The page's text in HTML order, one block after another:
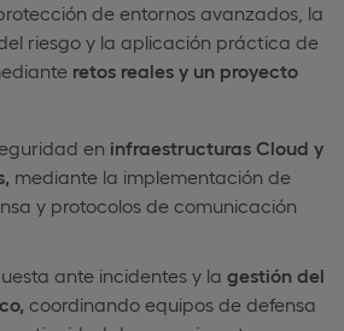
de entornos avanzados, la
riesgo y la aplicación práctica de
retos reales y un proyecto
en infraestructuras Cloud y
mediante la implementación de
y protocolos de comunicación
ante incidentes y la gestión del
coordinando equipos de defensa